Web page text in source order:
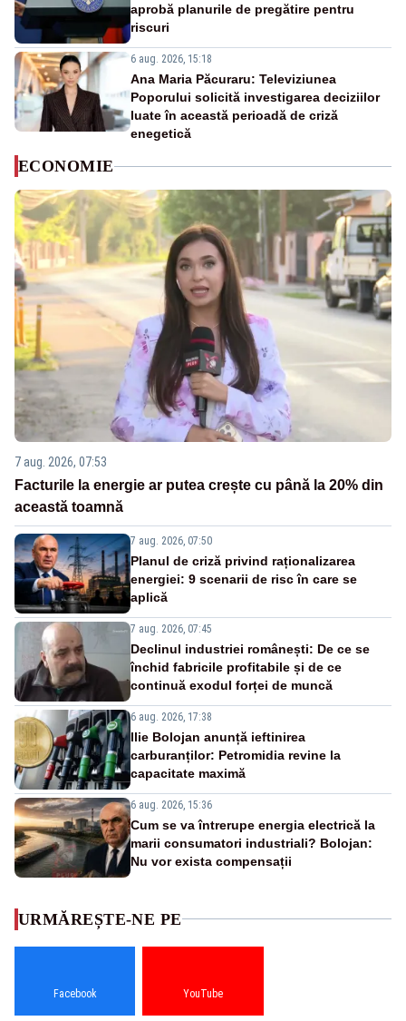
aprobă planurile de pregătire pentru
riscuri
6 aug. 2026, 15:18
Ana Maria Păcuraru: Televiziunea
Poporului solicită investigarea deciziilor
luate în această perioadă de criză
enegetică
ECONOMIE
7 aug. 2026, 07:53
Facturile la energie ar putea crește cu până la 20% din
această toamnă
7 aug. 2026, 07:50
Planul de criză privind raționalizarea
energiei: 9 scenarii de risc în care se
aplică
7 aug. 2026, 07:45
Declinul industriei românești: De ce se
închid fabricile profitabile și de ce
continuă exodul forței de muncă
6 aug. 2026, 17:38
Ilie Bolojan anunță ieftinirea
carburanților: Petromidia revine la
capacitate maximă
6 aug. 2026, 15:36
Cum se va întrerupe energia electrică la
marii consumatori industriali? Bolojan:
Nu vor exista compensații
URMĂREȘTE-NE PE
Facebook YouTube